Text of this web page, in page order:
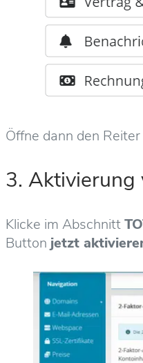
Öffne dann den Reiter
3. Aktivierung
Klicke im Abschnitt
Button jetzt